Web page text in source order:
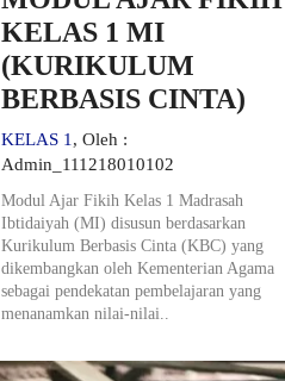
KELAS 1 MI
(KURIKULUM
BERBASIS CINTA)
KELAS 1 , Oleh :
Admin_111218010102
Modul Ajar Fikih Kelas 1 Madrasah
Ibtidaiyah (MI) disusun berdasarkan
Kurikulum Berbasis Cinta (KBC) yang
dikembangkan oleh Kementerian Agama
sebagai pendekatan pembelajaran yang
menanamkan nilai-nilai..